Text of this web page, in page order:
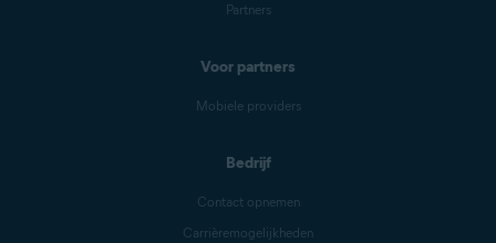
Partners
Voor partners
Mobiele providers
Bedrijf
Contact opnemen
Carrièremogelijkheden